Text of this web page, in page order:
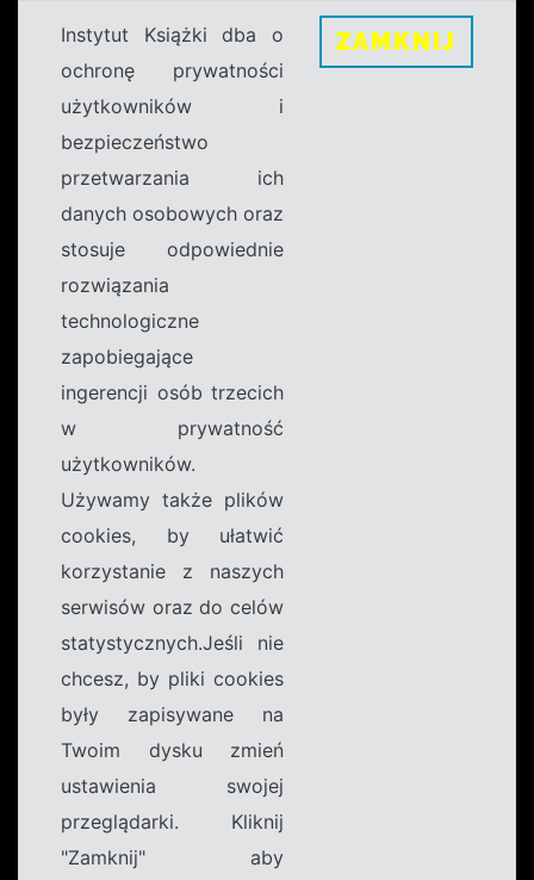
Instytut Książki dba o
ochronę prywatności
użytkowników i
bezpieczeństwo
przetwarzania ich
danych osobowych oraz
stosuje odpowiednie
rozwiązania
technologiczne
zapobiegające
ingerencji osób trzecich
w prywatność
użytkowników.
Używamy także plików
cookies, by ułatwić
korzystanie z naszych
serwisów oraz do celów
statystycznych.Jeśli nie
chcesz, by pliki cookies
były zapisywane na
Twoim dysku zmień
ustawienia swojej
przeglądarki. Kliknij
"Zamknij" aby
ZAMKNIJ